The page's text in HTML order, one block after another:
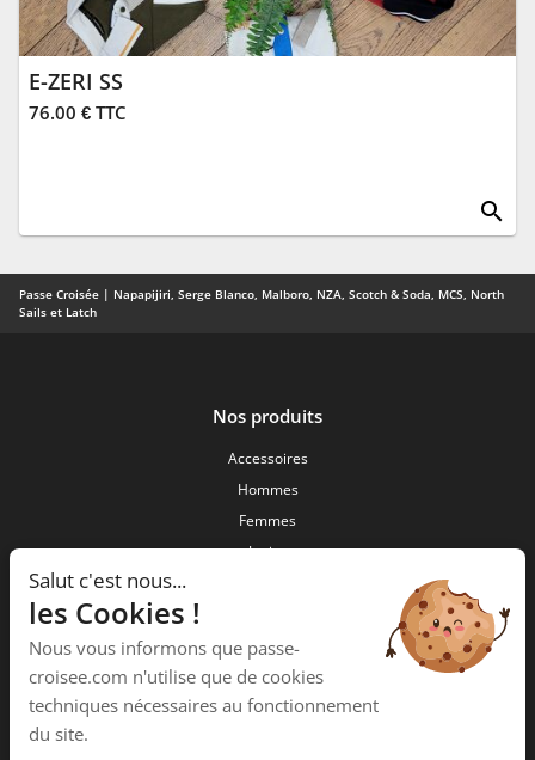
E-ZERI SS
76.00 € TTC
search
Passe Croisée | Napapijiri, Serge Blanco, Malboro, NZA, Scotch & Soda, MCS, North
Sails et Latch
Nos produits
Accessoires
Hommes
Femmes
Junior
34 ,Rue des forgerons
15000 Aurillac
Salut c'est nous...
les Cookies !
Nous vous informons que passe-
croisee.com n'utilise que de cookies
techniques nécessaires au fonctionnement
du site.